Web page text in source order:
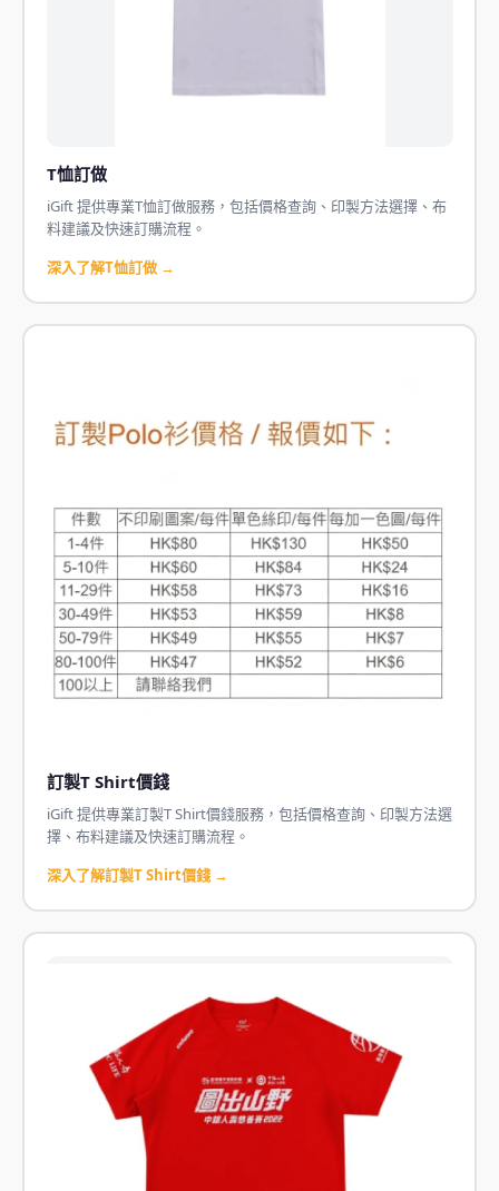
T恤訂做
iGift 提供專業T恤訂做服務，包括價格查詢、印製方法選擇、布
料建議及快速訂購流程。
深入了解T恤訂做 →
訂製T Shirt價錢
iGift 提供專業訂製T Shirt價錢服務，包括價格查詢、印製方法選
擇、布料建議及快速訂購流程。
深入了解訂製T Shirt價錢 →